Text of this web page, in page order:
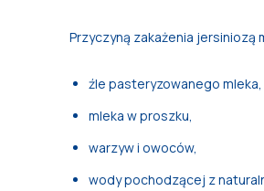
Przyczyną zakażenia jersiniozą
źle pasteryzowanego mleka,
mleka w proszku,
warzyw i owoców,
wody pochodzącej z